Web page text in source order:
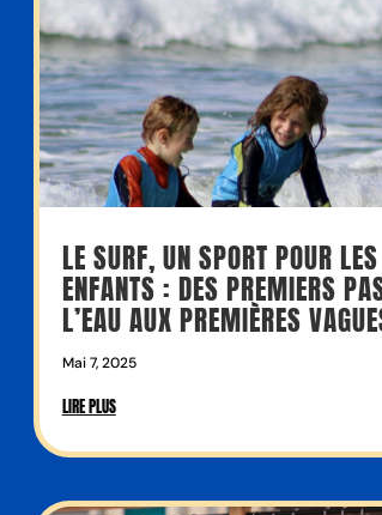
LE SURF, UN SPORT POUR LES
ENFANTS : DES PREMIERS
L’EAU AUX PREMIÈRES
Mai 7, 2025
LIRE PLUS